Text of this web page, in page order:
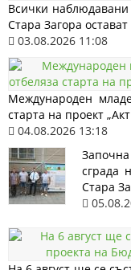
Всички наблюдавани
Стара Загора
03.08.2026 11:08
Международен
старта на проект
04.08.2026 13:18
сграда
Стара